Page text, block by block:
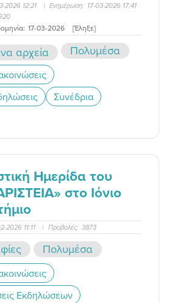
2026 12:21 | Ενημέρωση: 17-03-2026 17:41
17-03-2026 [Έληξε]
αρχεία Πολυμέσα
Συνέδρια
Ημερίδα του
στο Ιόνιο
2026 11:11 | Προβολές: 3873
Πολυμέσα
Εκδηλώσεων